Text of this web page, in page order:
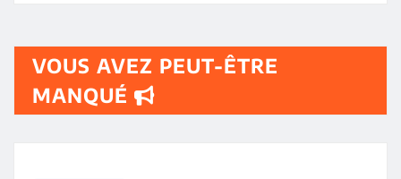
VOUS AVEZ PEUT-ÊTRE
MANQUÉ